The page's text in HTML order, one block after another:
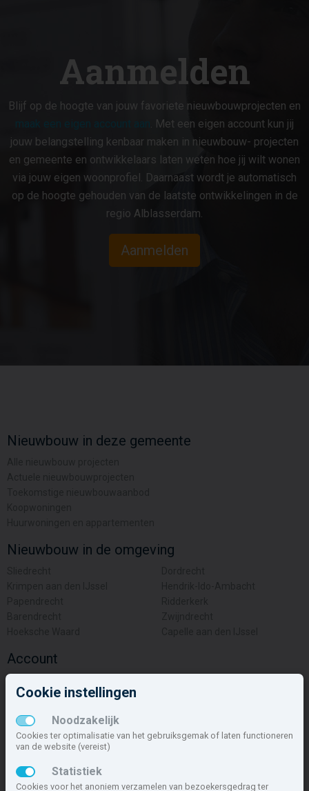
Aanmelden
Blijf op de hoogte van jouw favoriete nieuwbouwprojecten en
. Met een eigen account kun jij
jouw belangstelling kenbaar maken in nieuwbouw- projecten
en gemeente en ontwikkelaars laten weten hoe jij wilt wonen
via jouw eigen woonprofiel. Daarnaast wordt je automatisch
op de hoogte gehouden van de laatste ontwikkelingen in de
regio Alblasserdam.
Aanmelden
Nieuwbouw in deze gemeente
Nieuwbouw in de omgeving
Account
Inschrijven
Overige
Contact
Cookie instellingen
Noodzakelijk
Cookies ter optimalisatie van het gebruiksgemak of laten functioneren
van de website (vereist)
Statistiek
Cookies voor het anoniem verzamelen van bezoekersgedrag ter